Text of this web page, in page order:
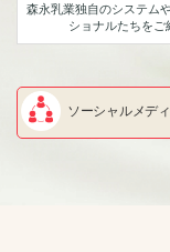
森永乳業独自のシステム
ショナルたちをご
ソーシャルメデ